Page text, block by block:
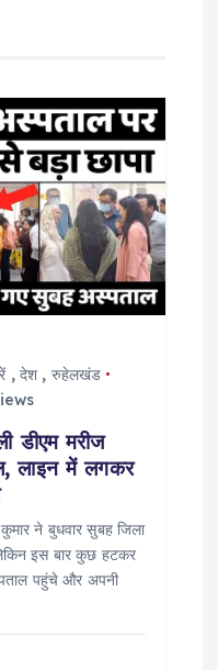
, देश , रुहेलखंड
मरीज
लाइन में लगकर
ने बुधवार सुबह जिला
इस बार कुछ हटकर
पहुंचे और अपनी